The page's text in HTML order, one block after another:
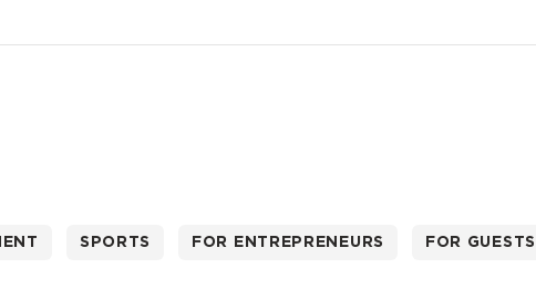
SPORTS FOR ENTREPRENEURS FOR GUESTS